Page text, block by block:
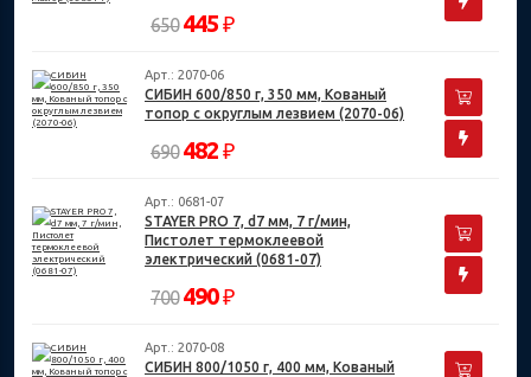
650 445 ₽
Арт.: 2070-06
СИБИН 600/850 г, 350 мм, Кованый
топор с округлым лезвием (2070-06)
690 482 ₽
Арт.: 0681-07
STAYER PRO 7, d7 мм, 7 г/мин,
Пистолет термоклеевой
электрический (0681-07)
700 490₽
Арт.: 2070-08
СИБИН 800/1050 г, 400 мм, Кованый